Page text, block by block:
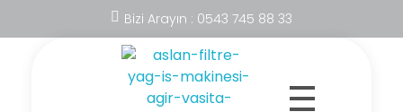
Bizi Arayın : 0543 745 88 33